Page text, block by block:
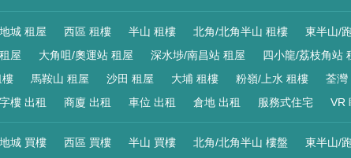
城 租屋 西區 租樓 半山 租樓 北角/北角半山 租樓 東半山/
屋 大角咀/奧運站 租屋 深水埗/南昌站 租屋 四小龍/荔枝角站
樓 馬鞍山 租屋 沙田 租屋 大埔 租樓 粉嶺/上水 租樓 荃灣
樓 出租 商廈 出租 車位 出租 倉地 出租 服務式住宅 VR
城 買樓 西區 買樓 半山 買樓 北角/北角半山 樓盤 東半山/